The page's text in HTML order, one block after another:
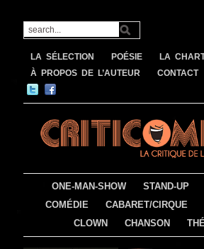
LA SÉLECTION POÉSIE LA
À PROPOS DE L’AUTEUR
CONTACT
ONE-MAN-SHOW STAND-UP
COMÉDIE
CABARET/CIRQUE
CLOWN
CHANSON